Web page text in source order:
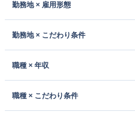
勤務地 × 雇用形態
勤務地 × こだわり条件
職種 × 年収
職種 × こだわり条件